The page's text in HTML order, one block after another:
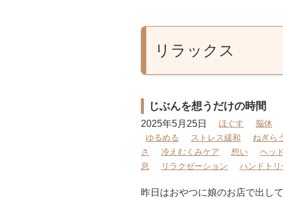
リラックス
じぶんを想うだけの時間
2025年5月25日 ほぐす 脳休
ゆるめる
ストレス緩和 ねぎら
さ
冷えむくみケア 想い ヘッ
息
リラクゼーション ハンドトリ
昨日はおやつに娘のお店で出し